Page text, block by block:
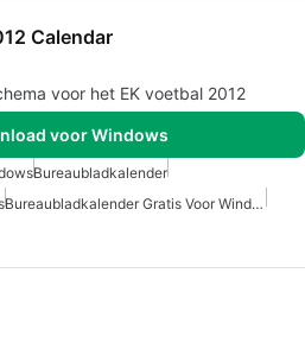
Calendar
voor het EK voetbal 2012
voor Windows
Bureaubladkalender
Bureaubladkalender Gratis Voor Windows